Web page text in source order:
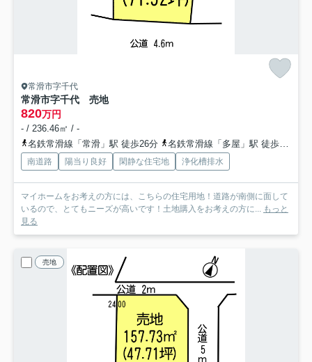
常滑市字千代
常滑市字千代 売地
820万円
- / 236.46㎡ / -
名鉄常滑線「常滑」駅 徒歩26分
名鉄常滑線「多屋」駅 徒歩33分
南道路 陽当り良好 閑静な住宅地 浄化槽排水
マイホームをお考えの方には、こちらの住宅用地！道路が南側に面して
いるので、とてもニーズが高いです！土地購入をお考えの方に... もっと
見る
売地